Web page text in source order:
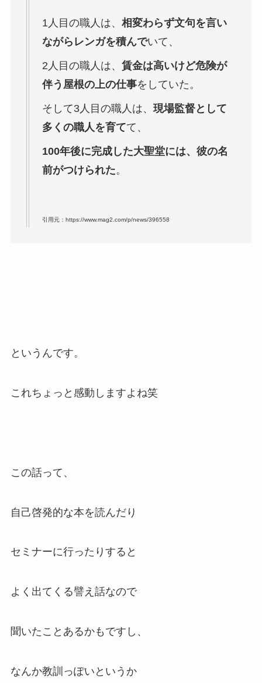
1人目の職人は、 相変わらず文句を言い
ながらレンガを積んでいて、
2人目の職人は、 賃金は高いけど危険が
伴う屋根の上の仕事をしていた。
そして3人目の職人は、 現場監督として
多くの職人を育てて、
100年後に完成した大聖堂には、彼の名
前がつけられた。
引用元：https://www.mag2.com/p/news/396558
というんです。
これちょっと感動しますよね笑
この話って、
自己啓発的な本を読んだり
セミナーに行ったりすると
よく出てくる譬え話なので
聞いたことあるかもですし、
なんか教訓っぽいというか